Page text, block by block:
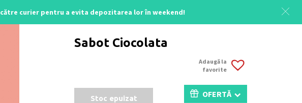
curier pentru a evita depozitarea lor în weekend!
Sabot Ciocolata
Adaugă la
favorite
Stoc epuizat OFERTĂ